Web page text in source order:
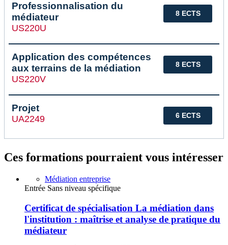
8 ECTS
Professionnalisation du
médiateur
US220U
8 ECTS
Application des compétences
aux terrains de la médiation
US220V
6 ECTS
Projet
UA2249
Ces formations pourraient vous intéresser
Médiation entreprise
Entrée Sans niveau spécifique
Certificat de spécialisation La médiation dans
l'institution : maîtrise et analyse de pratique du
médiateur